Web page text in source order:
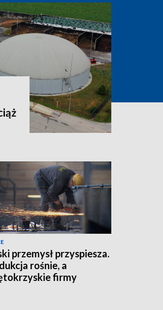
przemysł przyspiesza.
rośnie, a
firmy